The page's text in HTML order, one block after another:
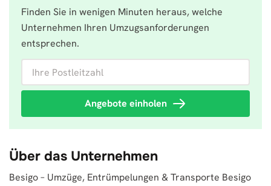
Finden Sie in wenigen Minuten heraus, welche
Unternehmen Ihren Umzugsanforderungen
entsprechen.
Angebote einholen
Über das Unternehmen
Besigo – Umzüge, Entrümpelungen & Transporte Besigo